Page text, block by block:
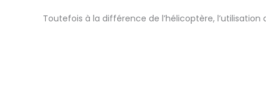
Toutefois à la différence de l’hélicoptère,